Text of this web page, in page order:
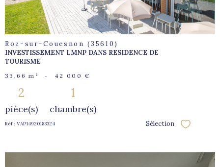
Roz-sur-Couesnon (35610)
INVESTISSEMENT LMNP DANS RESIDENCE DE
TOURISME
33,66 m² - 42 000 €
2
pièce(s)
1
chambre(s)
Réf : VAP14920183324 Sélection